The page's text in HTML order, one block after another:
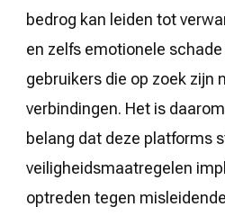
bedrog kan leiden tot
en zelfs emotionele
gebruikers die op zoek zijn
verbindingen. Het is
belang dat deze platforms
veiligheidsmaatregelen
optreden tegen